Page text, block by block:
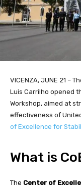
VICENZA, JUNE 21 –
Luis Carrilho opened
Workshop, aimed at
effectiveness of
of Excellence for
What is
The Center of